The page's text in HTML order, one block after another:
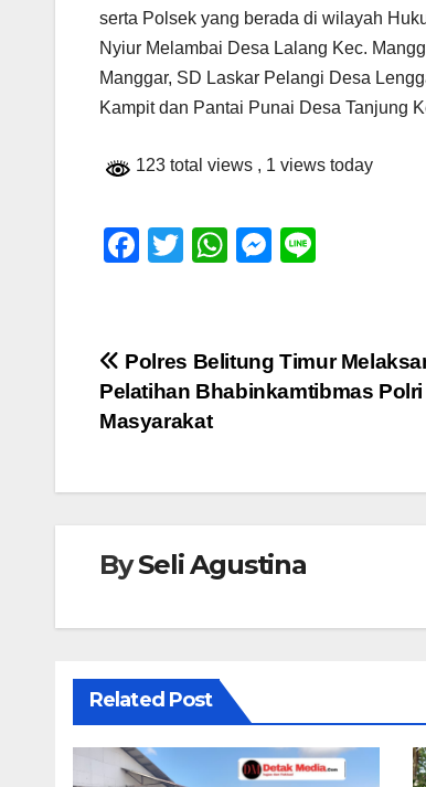
serta Polsek yang berada di wilayah
Nyiur Melambai Desa Lalang Kec.
Manggar, SD Laskar Pelangi Desa
Kampit dan Pantai Punai Desa Tanjung
123 total views , 1 views today
F
e
b
o
k
T
er
W
s
A
M
e
n
Navigasi
pos
Polres Belitung Timur
Pelatihan Bhabinkamtibmas
Masyarakat
BySeli Agustina
Related Post